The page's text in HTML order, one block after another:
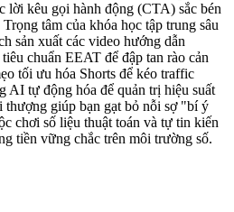
lời kêu gọi hành động (CTA) sắc bén
tâm của khóa học tập trung sâu
sản xuất các video hướng dẫn
chuẩn EEAT để đập tan rào cản
tối ưu hóa Shorts để kéo traffic
AI tự động hóa để quản trị hiệu suất
giúp bạn gạt bỏ nỗi sợ "bí ý
chơi số liệu thuật toán và tự tin kiến
tiền vững chắc trên môi trường số.